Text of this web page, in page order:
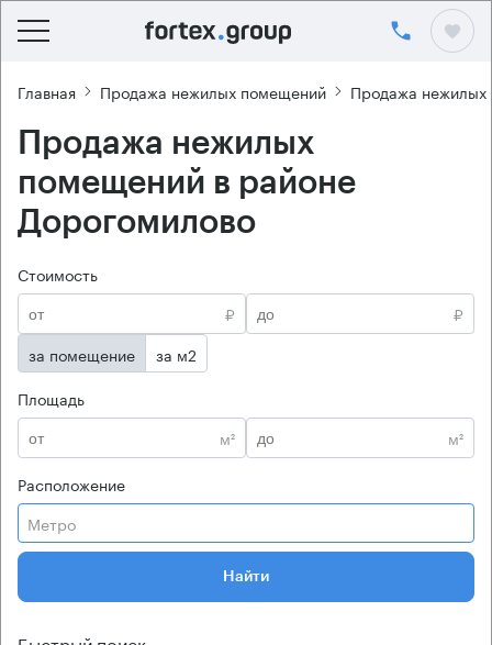
Главная Продажа нежилых помещений Продажа
Продажа нежилых
помещений в районе
Дорогомилово
Стоимость
₽
₽
за помещение
за м2
Площадь
м²
м²
Расположение
Метро
Найти